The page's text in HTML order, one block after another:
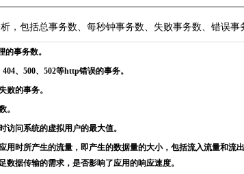
，包括总事务数、每秒钟事务数、失败事务数、错误
事务数。
、500、502等http错误的事务。
败的事务。
。
访问系统的虚拟用户的最大值。
用时所产生的流量，即产生的数据量的大小，包括流入流量和流出
据传输的需求，是否影响了应用的响应速度。